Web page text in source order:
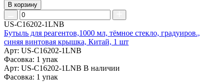
В корзину
US-C16202-1LNB
Бутыль для реагентов,1000 мл, тёмное стекло, градуиров.,
синяя винтовая крышка, Китай, 1 шт
Арт: US-C16202-1LNB
Фасовка: 1 упак
Арт: US-C16202-1LNB В наличии
Фасовка: 1 упак